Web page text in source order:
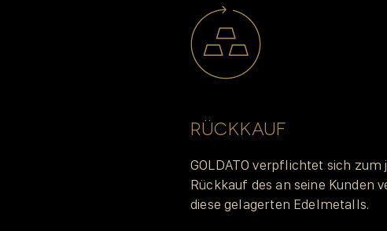
RÜCKKAUF
GOLDATO verpflichtet sich zum
Rückkauf des an seine Kunden
diese gelagerten Edelmetalls.